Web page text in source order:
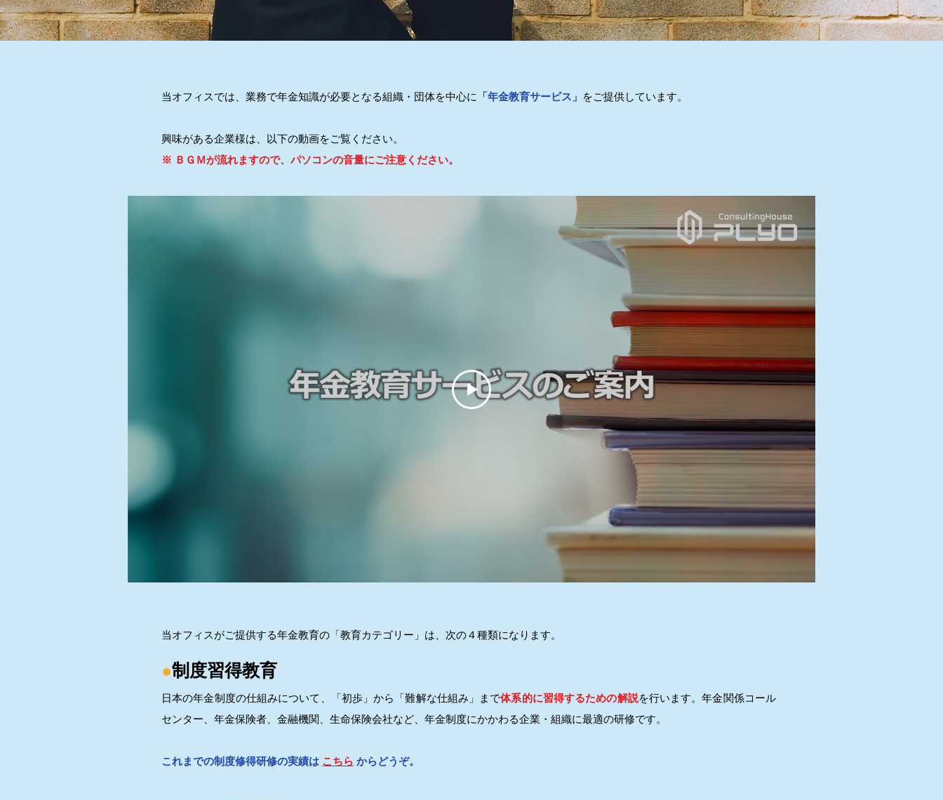
当オフィスでは、業務で年金知識が必要となる組織・団体を中心に 「年金教育サービス」 をご提供しています。
興味がある企業様は、以下の動画をご覧ください。
※ ＢＧＭが流れますので、パソコンの音量にご注意ください。
当オフィスがご提供する年金教育の「教育カテゴリー」は、次の４種類になります。
●制度習得教育
日本の年金制度の仕組みについて、「初歩」から「難解な仕組み」まで体系的に習得するための解説を行います。年金関係コール
センター、年金保険者、金融機関、生命保険会社など、年金制度にかかわる企業・組織に最適の研修です。
これまでの制度修得研修の実績は こちら からどうぞ。